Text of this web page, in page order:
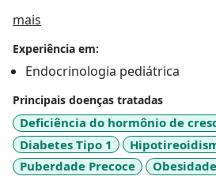
mais
Experiência em:
Endocrinologia pediátrica
Principais doenças tratadas
Deficiência do hormônio de
Diabetes Tipo 1
Puberdade Precoce
Obesidade